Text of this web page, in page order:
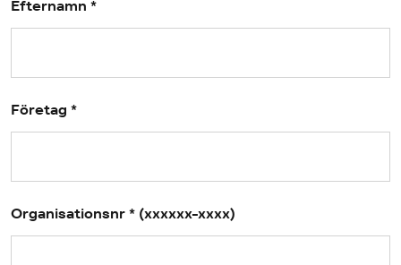
Efternamn *
Företag *
Organisationsnr * (xxxxxx-xxxx)